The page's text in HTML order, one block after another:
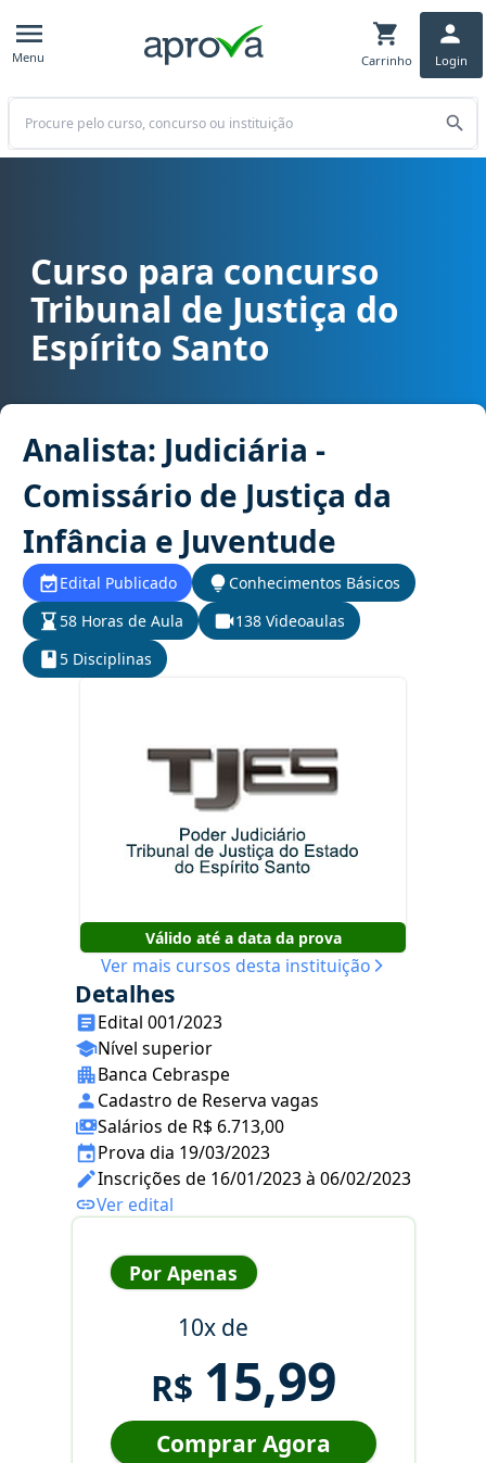
Menu Carrinho Login
Buscar
Curso para concurso TJ ES - Tribunal de Justiça do Espírito Santo
Curso para concurso
Tribunal de Justiça do
Espírito Santo
Analista: Judiciária -
Comissário de Justiça da
Infância e Juventude
Edital Publicado
Conhecimentos Básicos
58 Horas de Aula
138 Videoaulas
5 Disciplinas
Válido até a data da prova
Ver mais cursos desta instituição
Detalhes
Edital 001/2023
Nível superior
Banca Cebraspe
Cadastro de Reserva vagas
Salários de R$ 6.713,00
Prova dia 19/03/2023
Inscrições de 16/01/2023 à 06/02/2023
Ver edital
Por Apenas
10x de
R$ 15,99
Comprar Agora